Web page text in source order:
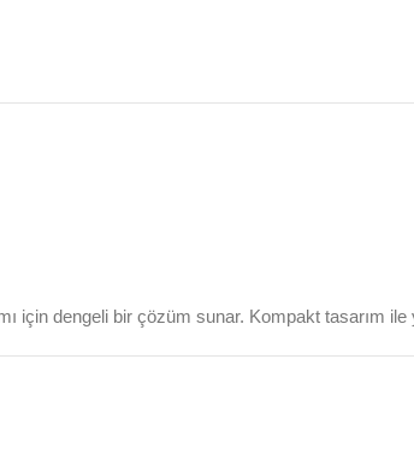
için dengeli bir çözüm sunar. Kompakt tasarım